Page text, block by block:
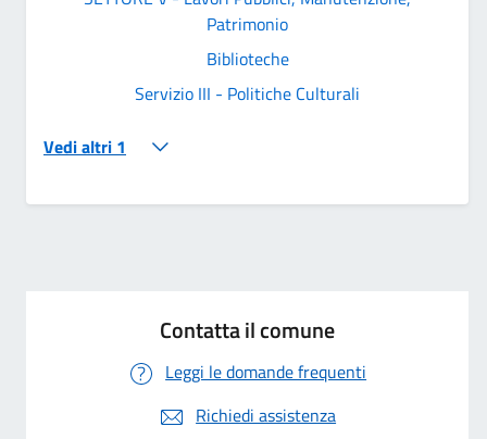
Patrimonio
Biblioteche
Servizio III - Politiche Culturali
Vedi altri 1
Contatta il comune
Leggi le domande frequenti
Richiedi assistenza